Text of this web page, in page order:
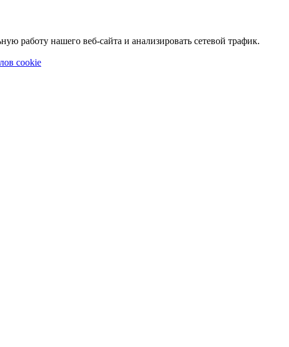
работу нашего веб-сайта и анализировать сетевой трафик.
cookie